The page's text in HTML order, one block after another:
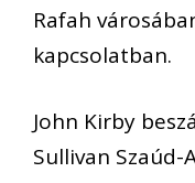
Rafah
kapcsolatban.
John Kirby
Sullivan